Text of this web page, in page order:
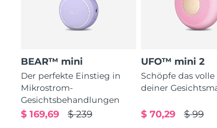
BEAR™ mini
Der perfekte Einstieg in
Mikrostrom-
Gesichtsbehandlungen
$ 239
$ 169,69
UFO™ mini 2
Schöpfe das
deiner
$ 99
$ 70,29